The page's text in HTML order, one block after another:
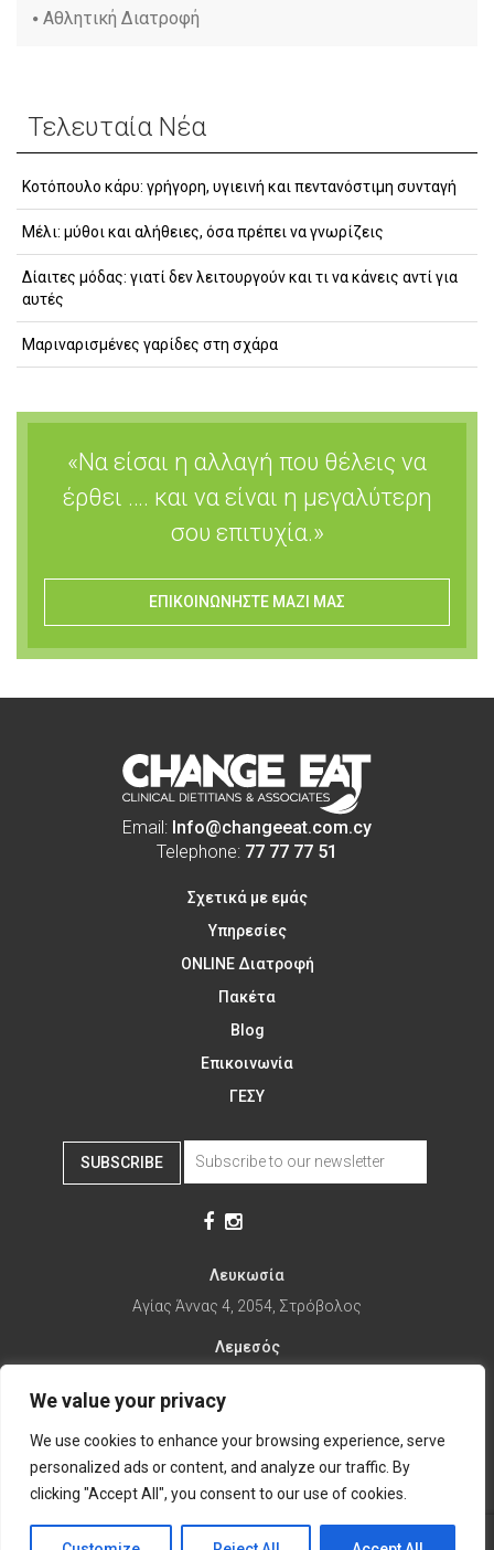
We value your privacy
We use cookies to enhance your browsing experience, serve
personalized ads or content, and analyze our traffic. By
clicking "Accept All", you consent to our use of cookies.
Αθλητική Διατροφή
Τελευταία Νέα
Κοτόπουλο κάρυ: γρήγορη, υγιεινή και πεντανόστιμη συνταγή
Μέλι: μύθοι και αλήθειες, όσα πρέπει να γνωρίζεις
Δίαιτες μόδας: γιατί δεν λειτουργούν και τι να κάνεις αντί για
αυτές
Μαριναρισμένες γαρίδες στη σχάρα
«Να είσαι η αλλαγή που θέλεις να
έρθει …. και να είναι η μεγαλύτερη
σου επιτυχία.»
ΕΠΙΚΟΙΝΩΝΗΣΤΕ ΜΑΖΙ ΜΑΣ
Email: Info@changeeat.com.cy
Telephone: 77 77 77 51
Σχετικά με εμάς
Υπηρεσίες
ONLINE Διατροφή
Πακέτα
Blog
Επικοινωνία
ΓΕΣΥ
SUBSCRIBE
Λευκωσία
Αγίας Άννας 4, 2054, Στρόβολος
Λεμεσός
1ης Απριλίου 67, 5281
it's time to Change Eat